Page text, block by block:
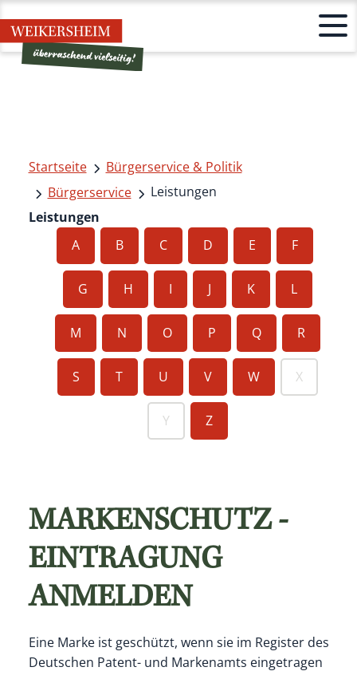
Startseite
Bürgerservice & Politik
Bürgerservice
Leistungen
Leistungen
A
B C D E F
G H I J K L
M N O P Q R
S T U V W X
Y Z
MARKENSCHUTZ -
EINTRAGUNG
ANMELDEN
Eine Marke ist geschützt, wenn sie im Register des
Deutschen Patent- und Markenamts eingetragen